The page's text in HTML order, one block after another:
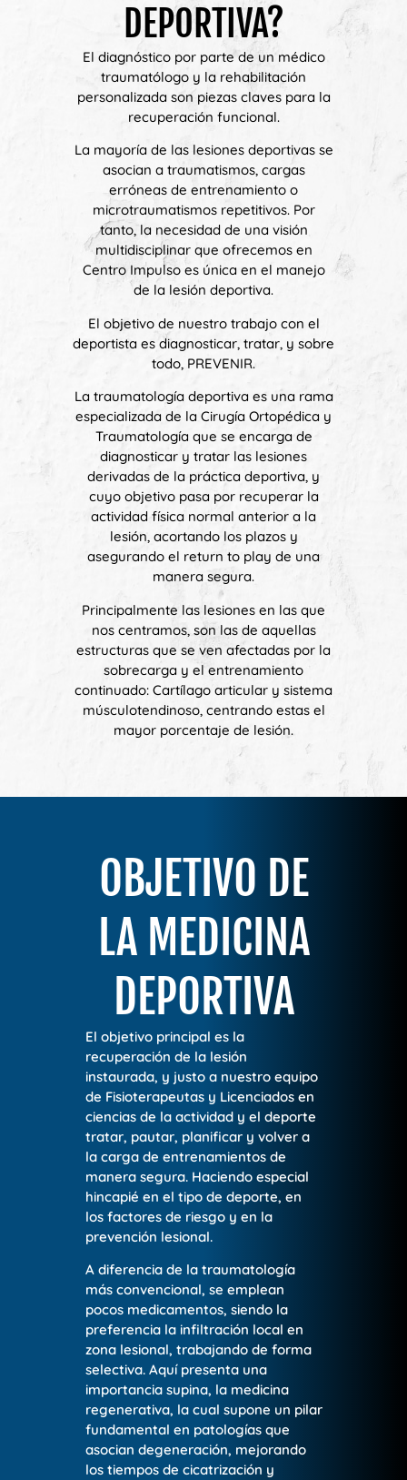
DEPORTIVA?
El diagnóstico por parte de un médico
traumatólogo y la rehabilitación
personalizada son piezas claves para la
recuperación funcional.
La mayoría de las lesiones deportivas se
asocian a traumatismos, cargas
erróneas de entrenamiento o
microtraumatismos repetitivos. Por
tanto, la necesidad de una visión
multidisciplinar que ofrecemos en
Centro Impulso es única en el manejo
de la lesión deportiva.
El objetivo de nuestro trabajo con el
deportista es diagnosticar, tratar, y sobre
todo, PREVENIR.
La traumatología deportiva es una rama
especializada de la Cirugía Ortopédica y
Traumatología que se encarga de
diagnosticar y tratar las lesiones
derivadas de la práctica deportiva, y
cuyo objetivo pasa por recuperar la
actividad física normal anterior a la
lesión, acortando los plazos y
asegurando el return to play de una
manera segura.
Principalmente las lesiones en las que
nos centramos, son las de aquellas
estructuras que se ven afectadas por la
sobrecarga y el entrenamiento
continuado: Cartílago articular y sistema
músculotendinoso, centrando estas el
mayor porcentaje de lesión.
OBJETIVO DE
LA MEDICINA
DEPORTIVA
El objetivo principal es la
recuperación de la lesión
instaurada, y justo a nuestro equipo
de Fisioterapeutas y Licenciados en
ciencias de la actividad y el deporte
tratar, pautar, planificar y volver a
la carga de entrenamientos de
manera segura. Haciendo especial
hincapié en el tipo de deporte, en
los factores de riesgo y en la
prevención lesional.
A diferencia de la traumatología
más convencional, se emplean
pocos medicamentos, siendo la
preferencia la infiltración local en
zona lesional, trabajando de forma
selectiva. Aquí presenta una
importancia supina, la medicina
regenerativa, la cual supone un pilar
fundamental en patologías que
asocian degeneración, mejorando
los tiempos de cicatrización y